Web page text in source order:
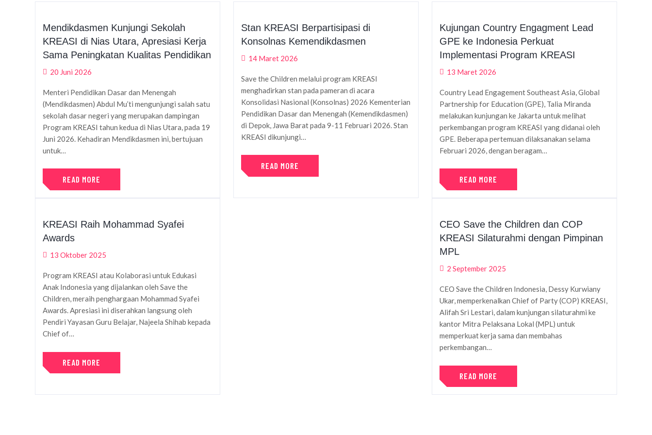
Mendikdasmen Kunjungi Sekolah
KREASI di Nias Utara, Apresiasi Kerja
Sama Peningkatan Kualitas Pendidikan
20 Juni 2026
Menteri Pendidikan Dasar dan Menengah
(Mendikdasmen) Abdul Mu’ti mengunjungi salah satu
sekolah dasar negeri yang merupakan dampingan
Program KREASI tahun kedua di Nias Utara, pada 19
Juni 2026. Kehadiran Mendikdasmen ini, bertujuan
untuk…
READ MORE
Stan KREASI Berpartisipasi di
Konsolnas Kemendikdasmen
14 Maret 2026
Save the Children melalui program KREASI
menghadirkan stan pada pameran di acara
Konsolidasi Nasional (Konsolnas) 2026 Kementerian
Pendidikan Dasar dan Menengah (Kemendikdasmen)
di Depok, Jawa Barat pada 9-11 Februari 2026. Stan
KREASI dikunjungi…
READ MORE
Kujungan Country Engagment Lead
GPE ke Indonesia Perkuat
Implementasi Program KREASI
13 Maret 2026
Country Lead Engagement Southeast Asia, Global
Partnership for Education (GPE), Talia Miranda
melakukan kunjungan ke Jakarta untuk melihat
perkembangan program KREASI yang didanai oleh
GPE. Beberapa pertemuan dilaksanakan selama
Februari 2026, dengan beragam…
READ MORE
KREASI Raih Mohammad Syafei
Awards
13 Oktober 2025
Program KREASI atau Kolaborasi untuk Edukasi
Anak Indonesia yang dijalankan oleh Save the
Children, meraih penghargaan Mohammad Syafei
Awards. Apresiasi ini diserahkan langsung oleh
Pendiri Yayasan Guru Belajar, Najeela Shihab kepada
Chief of…
READ MORE
CEO Save the Children dan COP
KREASI Silaturahmi dengan Pimpinan
MPL
2 September 2025
CEO Save the Children Indonesia, Dessy Kurwiany
Ukar, memperkenalkan Chief of Party (COP) KREASI,
Alifah Sri Lestari, dalam kunjungan silaturahmi ke
kantor Mitra Pelaksana Lokal (MPL) untuk
memperkuat kerja sama dan membahas
perkembangan…
READ MORE